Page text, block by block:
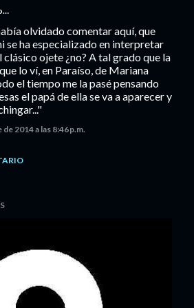
olvidado comentar aquí, que
se ha especializado en interpretar
clásico ojete ¿no? A tal grado que la
lo ví, en Paraíso, de Mariana
el tiempo me la pasé pensando
el papá de ella se va a aparecer y
2014 a las 8:46 p.m.